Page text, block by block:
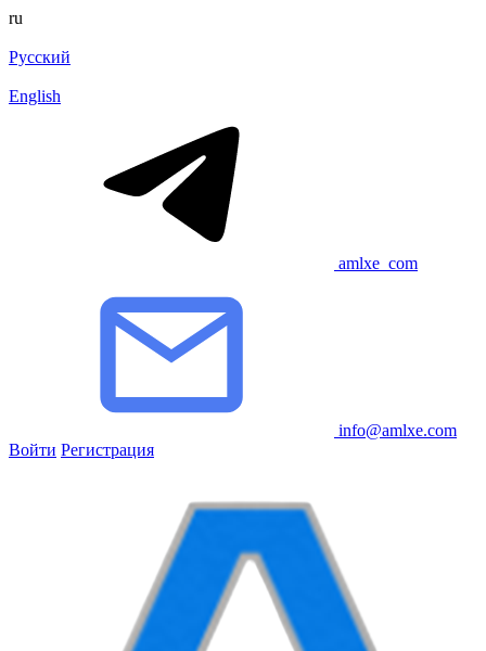
ru
Русский
English
amlxe_com
info@amlxe.com
Войти Регистрация